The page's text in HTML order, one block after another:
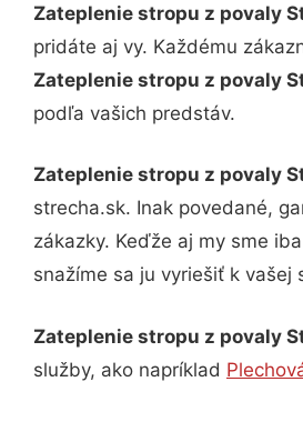
Zateplenie stropu z povaly
pridáte aj vy. Každému
Zateplenie stropu z povaly
podľa vašich predstáv.
Zateplenie stropu z povaly
strecha.sk. Inak povedané,
zákazky. Keďže aj my sme
snažíme sa ju vyriešiť k vašej
Zateplenie stropu z povaly
služby, ako napríklad